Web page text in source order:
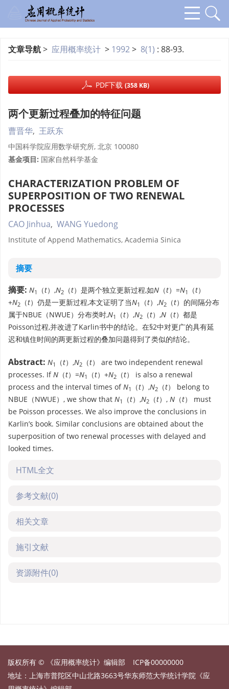
文章导航> 应用概率统计 > 1992> 8(1) : 88-93.
PDF下载(358 KB)
两个更新过程叠加的特征问题
曹晋华, 王跃东
中国科学院应用数学研究所, 北京 100080
基金项目: 国家自然科学基金
CHARACTERIZATION PROBLEM OF
SUPERPOSITION OF TWO RENEWAL
PROCESSES
CAO Jinhua, WANG Yuedong
Institute of Append Mathematics, Academia Sinica
摘要
摘要: N1 （t）,N2 （t）是两个独立更新过程,如N （t）=N1 （t）
+N2 （t）仍是一更新过程,本文证明了当N1 （t）,N2 （t）的间隔分布
属于NBUE（NWUE）分布类时,N1 （t）,N2 （t）,N （t）都是
Poisson过程,并改进了Karlin书中的结论。在§2中对更广的具有延
迟和镇住时间的两更新过程的叠加问题得到了类似的结论。
Abstract: N1 （t）,N2 （t） are two independent renewal
processes. IfN （t）=N1 （t）+N2 （t） is also a renewal
process and the interval times ofN1 （t）,N2 （t） belong to
NBUE（NWUE）, we show that N1 （t）,N2 （t）, N （t） must
be Poisson processes. We also improve the conclusions in
Karlin’s book. Similar conclusions are obtained about the
superposition of two renewal processes with delayed and
looked times.
HTML全文
参考文献(0)
相关文章
施引文献
资源附件(0)
版权所有 © 《应用概率统计》编辑部
ICP备00000000
地址：上海市普陀区中山北路3663号华东师范大学统计学院《应